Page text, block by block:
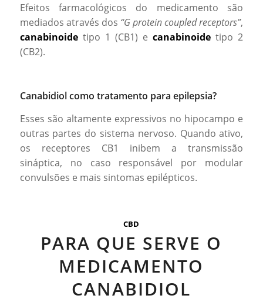
Efeitos farmacológicos do medicamento são
mediados através dos “G protein coupled receptors”,
canabinoidetipo 1 (CB1) ecanabinoide tipo 2
(CB2).
Canabidiol como tratamento para epilepsia?
Esses são altamente expressivos no hipocampo e
outras partes do sistema nervoso. Quando ativo,
os receptores CB1 inibem a transmissão
sináptica, no caso responsável por modular
convulsões e mais sintomas epilépticos.
CBD
PARA QUE SERVE O
MEDICAMENTO
CANABIDIOL